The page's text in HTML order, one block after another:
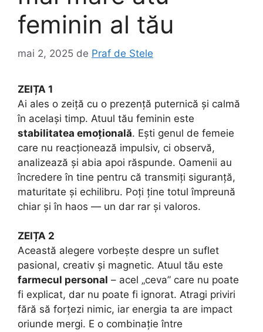
feminin al tău
mai 2, 2025 de Praf de Stele
ZEIȚA 1
Ai ales o zeiță cu o prezență puternică și calmă
în același timp. Atuul tău feminin este
stabilitatea emoțională. Ești genul de femeie
care nu reacționează impulsiv, ci observă,
analizează și abia apoi răspunde. Oamenii au
încredere în tine pentru că transmiți siguranță,
maturitate și echilibru. Poți ține totul împreună
chiar și în haos — un dar rar și valoros.
ZEIȚA 2
Această alegere vorbește despre un suflet
pasional, creativ și magnetic. Atuul tău este
farmecul personal – acel „ceva” care nu poate
fi explicat, dar nu poate fi ignorat. Atragi priviri
fără să forțezi nimic, iar energia ta are impact
oriunde mergi. E o combinație între